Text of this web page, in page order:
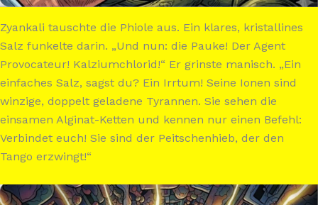
Zyankali tauschte die Phiole aus. Ein klares, kristallines
Salz funkelte darin. „Und nun: die Pauke! Der Agent
Provocateur! Kalziumchlorid!“ Er grinste manisch. „Ein
einfaches Salz, sagst du? Ein Irrtum! Seine Ionen sind
winzige, doppelt geladene Tyrannen. Sie sehen die
einsamen Alginat-Ketten und kennen nur einen Befehl:
Verbindet euch! Sie sind der Peitschenhieb, der den
Tango erzwingt!“